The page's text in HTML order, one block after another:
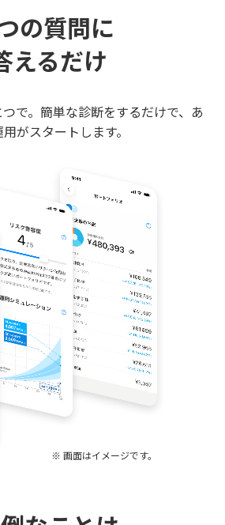
の質問に
えるだけ
で。簡単な診断をするだけで、あ
がスタートします。
※ 画面はイメージです。